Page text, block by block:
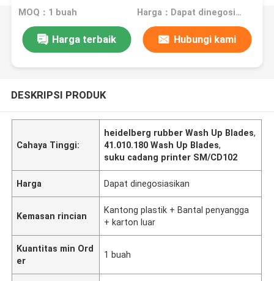
MOQ：1 buah Harga：Dapat dinegosiasikan
Harga terbaik Hubungi kami
DESKRIPSI PRODUK
Cahaya Tinggi:
heidelberg rubber Wash Up Blades,
41.010.180 Wash Up Blades,
suku cadang printer SM/CD102
Harga Dapat dinegosiasikan
Kemasan rincian
Kantong plastik + Bantal penyangga
+ karton luar
Kuantitas min Ord
er
1 buah